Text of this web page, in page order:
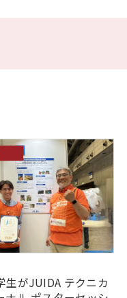
生がJUIDA テクニカ